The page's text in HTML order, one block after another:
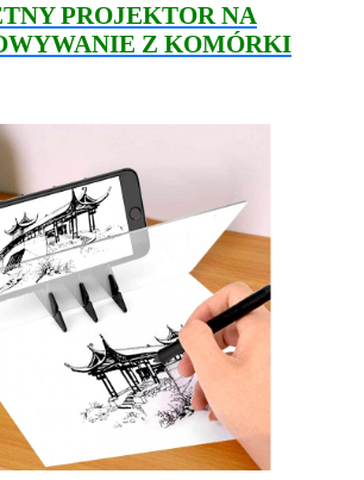
PROJEKTOR NA
Z KOMÓRKI